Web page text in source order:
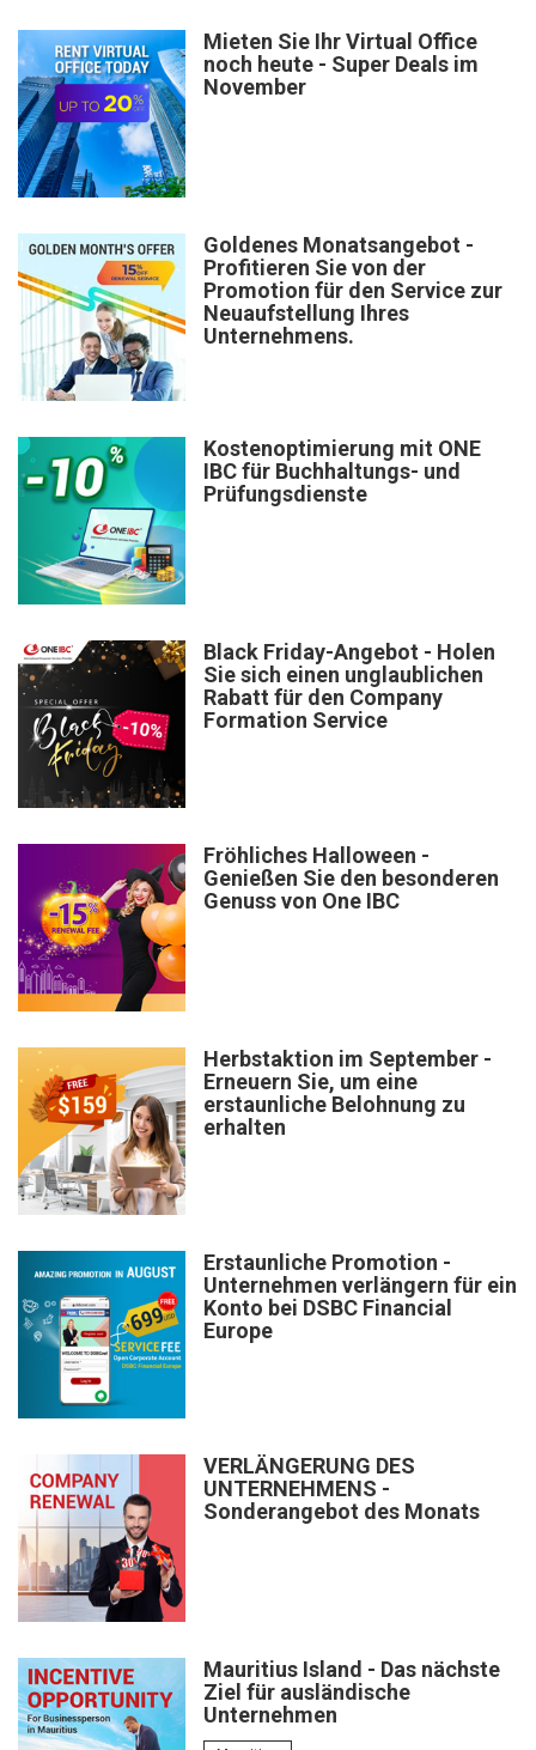
Mieten Sie Ihr Virtual Office
noch heute - Super Deals im
November
Goldenes Monatsangebot -
Profitieren Sie von der
Promotion für den Service zur
Neuaufstellung Ihres
Unternehmens.
Kostenoptimierung mit ONE
IBC für Buchhaltungs- und
Prüfungsdienste
Black Friday-Angebot - Holen
Sie sich einen unglaublichen
Rabatt für den Company
Formation Service
Fröhliches Halloween -
Genießen Sie den besonderen
Genuss von One IBC
Herbstaktion im September -
Erneuern Sie, um eine
erstaunliche Belohnung zu
erhalten
Erstaunliche Promotion -
Unternehmen verlängern für ein
Konto bei DSBC Financial
Europe
VERLÄNGERUNG DES
UNTERNEHMENS -
Sonderangebot des Monats
Mauritius Island - Das nächste
Ziel für ausländische
Unternehmen